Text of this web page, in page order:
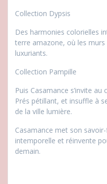
Collection Dypsis
Des harmonies colorielles
terre amazone, où les murs
luxuriants.
Collection Pampille
Puis Casamance s’invite
Prés pétillant, et insuffle à
de la ville lumière.
Casamance met son
intemporelle et réinvente
demain.